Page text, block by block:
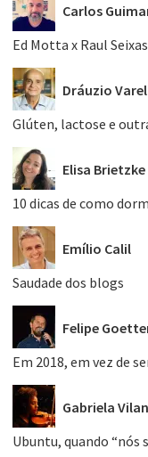
Carlos
Ed Motta x Raul Seixas
Dráuzio
Glúten, lactose e
Elisa Brietzke
10 dicas de como
Emílio Calil
Saudade dos blogs
Felipe
Em 2018, em vez de
Gabriela
Ubuntu, quando “nós